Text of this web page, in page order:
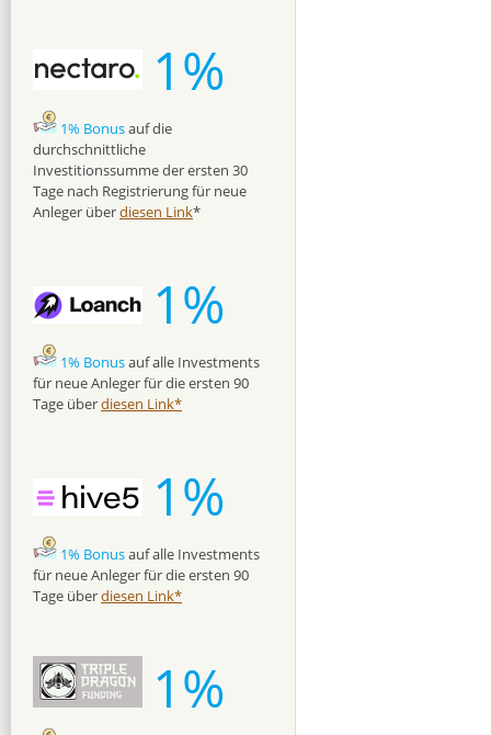
1%
1% Bonusauf die
durchschnittliche
Investitionssumme der ersten 30
Tage nach Registrierung für neue
Anleger überdiesen Link*
1%
1% Bonusauf alle Investments
für neue Anleger für die ersten 90
Tage überdiesen Link*
1%
1% Bonusauf alle Investments
für neue Anleger für die ersten 90
Tage überdiesen Link*
1%